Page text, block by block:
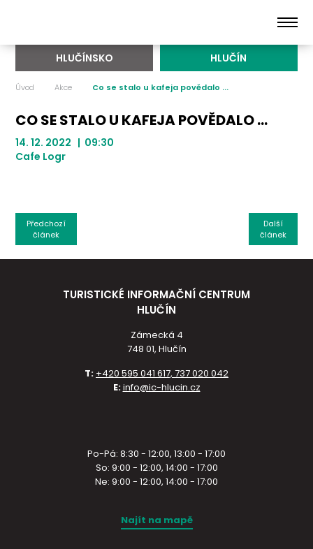
HLUČÍNSKO HLUČÍN
Úvod Akce Co se stalo u kafeja povědalo ...
CO SE STALO U KAFEJA POVĚDALO ...
14. 12. 2022 | 09:30
Cafe Logr
Další
článek
Předchozí
článek
TURISTICKÉ INFORMAČNÍ CENTRUM
HLUČÍN
Zámecká 4
748 01, Hlučín
T: +420 595 041 617, 737 020 042
E:info@ic-hlucin.cz
Po-Pá: 8:30 - 12:00, 13:00 - 17:00
So: 9:00 - 12:00, 14:00 - 17:00
Ne: 9:00 - 12:00, 14:00 - 17:00
Najít na mapě